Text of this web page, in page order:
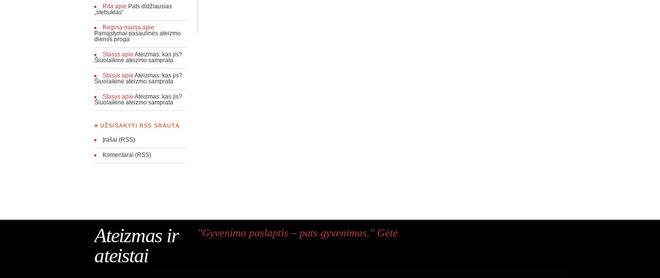
Rita apie Pats didžiausias
„stebuklas“
Regina-marija apie
Pamąstymai pasaulinės ateizmo
dienos proga
Stasys apieAteizmas: kas jis?
Šiuolaikinė ateizmo samprata
Stasys apieAteizmas: kas jis?
Šiuolaikinė ateizmo samprata
Stasys apieAteizmas: kas jis?
Šiuolaikinė ateizmo samprata
♣ UŽSISAKYTI RSS SRAUTĄ
Įrašai (RSS)
Komentarai (RSS)
Ateizmas ir
ateistai
"Gyvenimo paslaptis – pats gyvenimas." Gėtė